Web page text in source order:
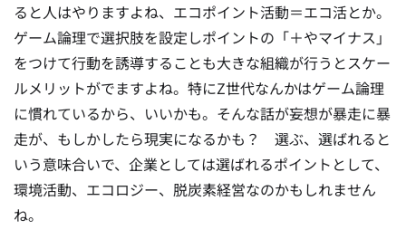
ると人はやりますよね、エコポイント活動＝エコ活とか。
ゲーム論理で選択肢を設定しポイントの「＋やマイナス」
をつけて行動を誘導することも大きな組織が行うとスケー
ルメリットがでますよね。特にZ世代なんかはゲーム論理
に慣れているから、いいかも。そんな話が妄想が暴走に暴
走が、もしかしたら現実になるかも？ 選ぶ、選ばれると
いう意味合いで、企業としては選ばれるポイントとして、
環境活動、エコロジー、脱炭素経営なのかもしれません
ね。